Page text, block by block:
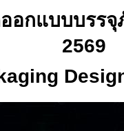
อกแบบบรร
2569